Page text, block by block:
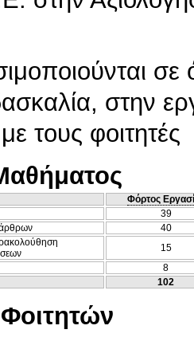
σε
στην
τους φοιτητές
Φόρτος
39
άρθρων
40
15
8
102